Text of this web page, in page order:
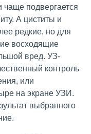
чаще подвергается
А циститы и
редкие, но для
восходящие
вред. УЗ-
контроль
или
на экране УЗИ.
выбранного